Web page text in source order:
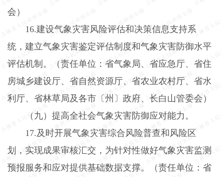
会）
16.建设气象灾害风险评估和决策信息支持系
统，建立气象灾害鉴定评估制度和气象灾害防御水平
评估机制。（责任单位：省气象局、省应急厅、省住
房城乡建设厅、省自然资源厅、省农业农村厅、省水
利厅、省林草局及各市〔州〕政府、长白山管委会）
（九）提高全社会气象灾害防御应对能力。
17.及时开展气象灾害综合风险普查和风险区
划，实现成果审核汇交，为针对性做好气象灾害监测
预报服务和应对提供基础数据支撑。（责任单位：省